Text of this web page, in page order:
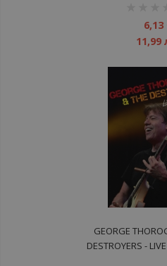
6,13
11,99
GEORGE
DESTROYERS -